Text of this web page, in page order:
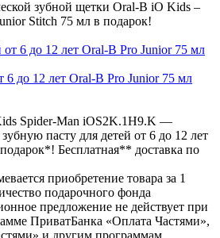
6 до 12 лет Oral-B Pro Junior 75 мл
Spider-Man iOS2K.1H9.K —
пасту для детей от 6 до 12 лет
Бесплатная** доставка по
приобретение товара за 1
подарочного фонда
предложение не действует при
ПриватБанка «Оплата Частями»,
и другим программам